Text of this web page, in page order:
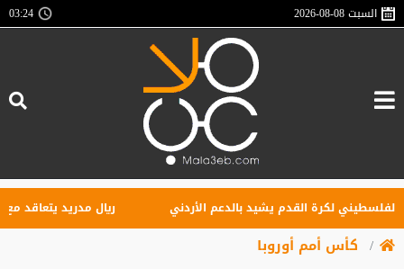
السبت2026-08-08
03:24
لكرة القدم يشيد بالدعم الأردني ريال مدريد يتعاقد مع
كأس أمم أوروبا